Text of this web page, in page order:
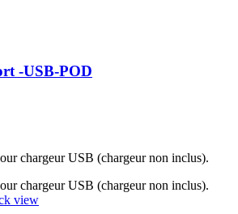
-USB-POD
chargeur USB (chargeur non inclus).
chargeur USB (chargeur non inclus).
view